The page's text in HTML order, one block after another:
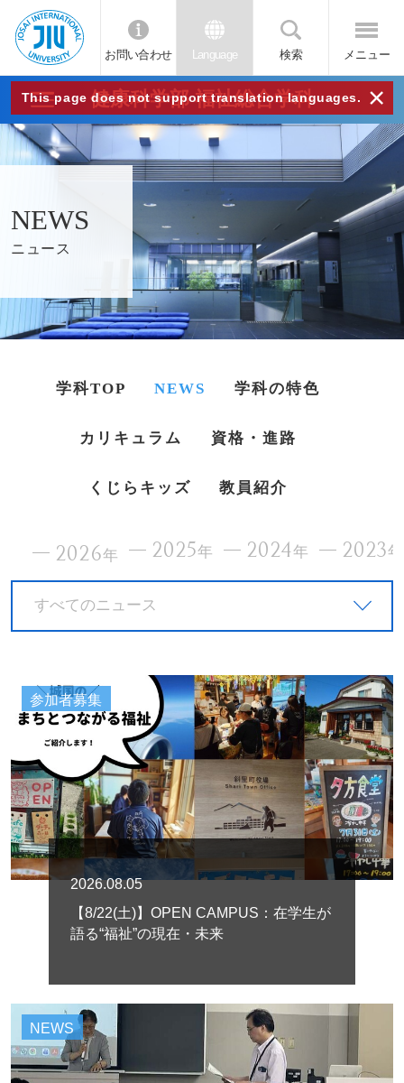
JIU
城西
大学
お問い合わせ Language 検索 メニュー
This page does not support translation languages. ×
健康科学部 福祉総合学科
NEWS
ニュース
学科TOP NEWS 学科の特色
カリキュラム 資格・進路
くじらキッズ 教員紹介
2026年 2025年 2024年 2023年
すべてのニュース
参加者募集
2026.08.05
【8/22(土)】OPEN CAMPUS：在学生が
語る“福祉”の現在・未来
NEWS